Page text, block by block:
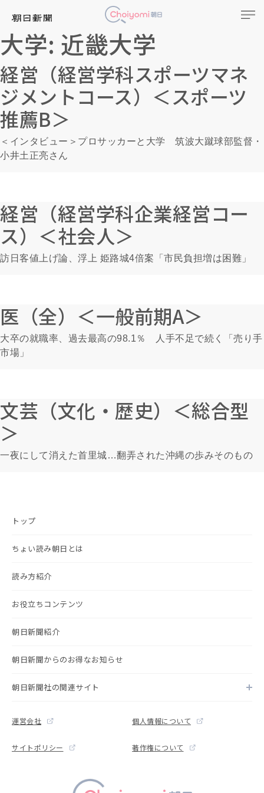
大学: 近畿大学
経営（経営学科スポーツマネ
ジメントコース）＜スポーツ
推薦B＞
＜インタビュー＞プロサッカーと大学 筑波大蹴球部監督・
小井土正亮さん
経営（経営学科企業経営コー
ス）＜社会人＞
訪日客値上げ論、浮上 姫路城4倍案「市民負担増は困難」
医（全）＜一般前期A＞
大卒の就職率、過去最高の98.1％ 人手不足で続く「売り手
市場」
文芸（文化・歴史）＜総合型
＞
一夜にして消えた首里城…翻弄された沖縄の歩みそのもの
トップ
ちょい読み朝日とは
読み方紹介
お役立ちコンテンツ
朝日新聞紹介
朝日新聞からのお得なお知らせ
朝日新聞社の関連サイト
運営会社 個人情報について
サイトポリシー 著作権について